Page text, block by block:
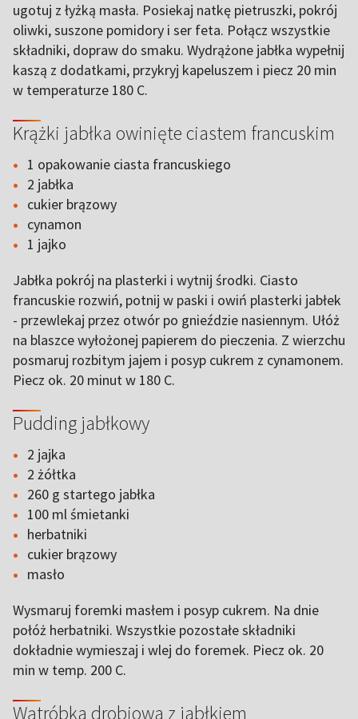
ugotuj z łyżką masła. Posiekaj natkę pietruszki, pokrój
oliwki, suszone pomidory i ser feta. Połącz wszystkie
składniki, dopraw do smaku. Wydrążone jabłka wypełnij
kaszą z dodatkami, przykryj kapeluszem i piecz 20 min
w temperaturze 180 C.
Krążki jabłka owinięte ciastem francuskim
1 opakowanie ciasta francuskiego
2 jabłka
cukier brązowy
cynamon
1 jajko
Jabłka pokrój na plasterki i wytnij środki. Ciasto
francuskie rozwiń, potnij w paski i owiń plasterki jabłek
- przewlekaj przez otwór po gnieździe nasiennym. Ułóż
na blaszce wyłożonej papierem do pieczenia. Z wierzchu
posmaruj rozbitym jajem i posyp cukrem z cynamonem.
Piecz ok. 20 minut w 180 C.
Pudding jabłkowy
2 jajka
2 żółtka
260 g startego jabłka
100 ml śmietanki
herbatniki
cukier brązowy
masło
Wysmaruj foremki masłem i posyp cukrem. Na dnie
połóż herbatniki. Wszystkie pozostałe składniki
dokładnie wymieszaj i wlej do foremek. Piecz ok. 20
min w temp. 200 C.
Wątróbka drobiowa z jabłkiem